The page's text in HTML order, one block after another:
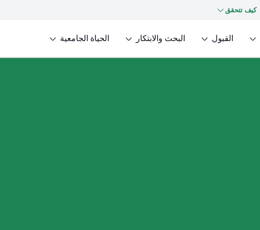
كيف تتحقق
القبول البحث والابتكار الحياة الجامعية